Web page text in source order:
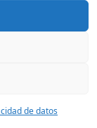
de datos